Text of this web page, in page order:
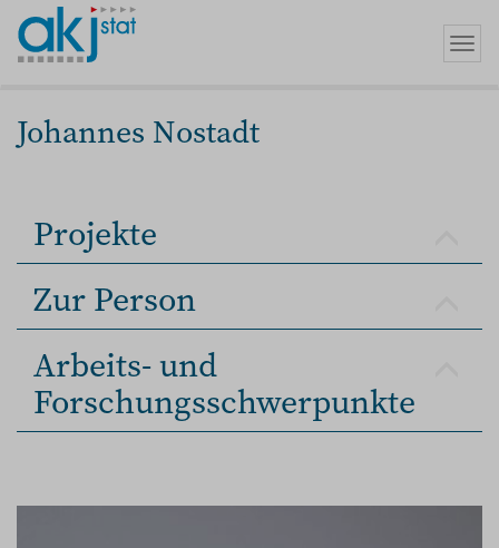
Zum
Hauptinhalt
springen
Johannes Nostadt
Projekte
Zur Person
Arbeits- und
Forschungsschwerpunkte